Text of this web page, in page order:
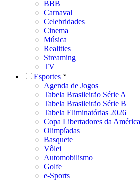
BBB
Carnaval
Celebridades
Cinema
Música
Realities
Streaming
TV
Esportes
Agenda de Jogos
Tabela Brasileirão Série A
Tabela Brasileirão Série B
Tabela Eliminatórias 2026
Copa Libertadores da América
Olimpíadas
Basquete
Vôlei
Automobilismo
Golfe
e-Sports